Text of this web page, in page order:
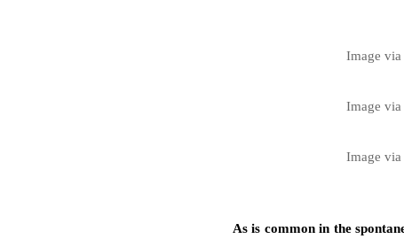
Image via
Image via
Image via
As is common in the